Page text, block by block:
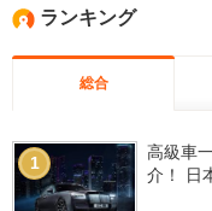
ランキング
総合
1
高級車
介！ 日